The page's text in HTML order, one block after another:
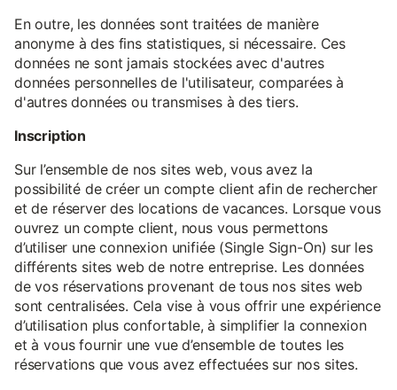
En outre, les données sont traitées de manière
anonyme à des fins statistiques, si nécessaire. Ces
données ne sont jamais stockées avec d'autres
données personnelles de l'utilisateur, comparées à
d'autres données ou transmises à des tiers.
Inscription
Sur l’ensemble de nos sites web, vous avez la
possibilité de créer un compte client afin de rechercher
et de réserver des locations de vacances. Lorsque vous
ouvrez un compte client, nous vous permettons
d’utiliser une connexion unifiée (Single Sign-On) sur les
différents sites web de notre entreprise. Les données
de vos réservations provenant de tous nos sites web
sont centralisées. Cela vise à vous offrir une expérience
d’utilisation plus confortable, à simplifier la connexion
et à vous fournir une vue d’ensemble de toutes les
réservations que vous avez effectuées sur nos sites.